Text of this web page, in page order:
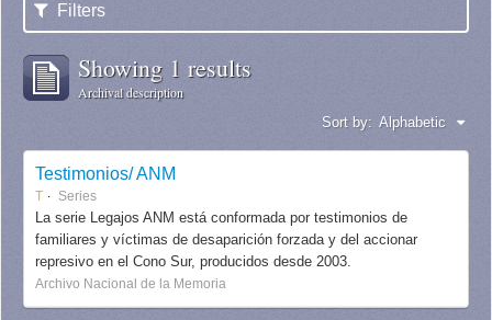
Filters
Showing 1 results
Archival description
Sort by: Alphabetic
Testimonios/ ANM
T Series
La serie Legajos ANM está conformada por testimonios de
familiares y víctimas de desaparición forzada y del accionar
represivo en el Cono Sur, producidos desde 2003.
Archivo Nacional de la Memoria